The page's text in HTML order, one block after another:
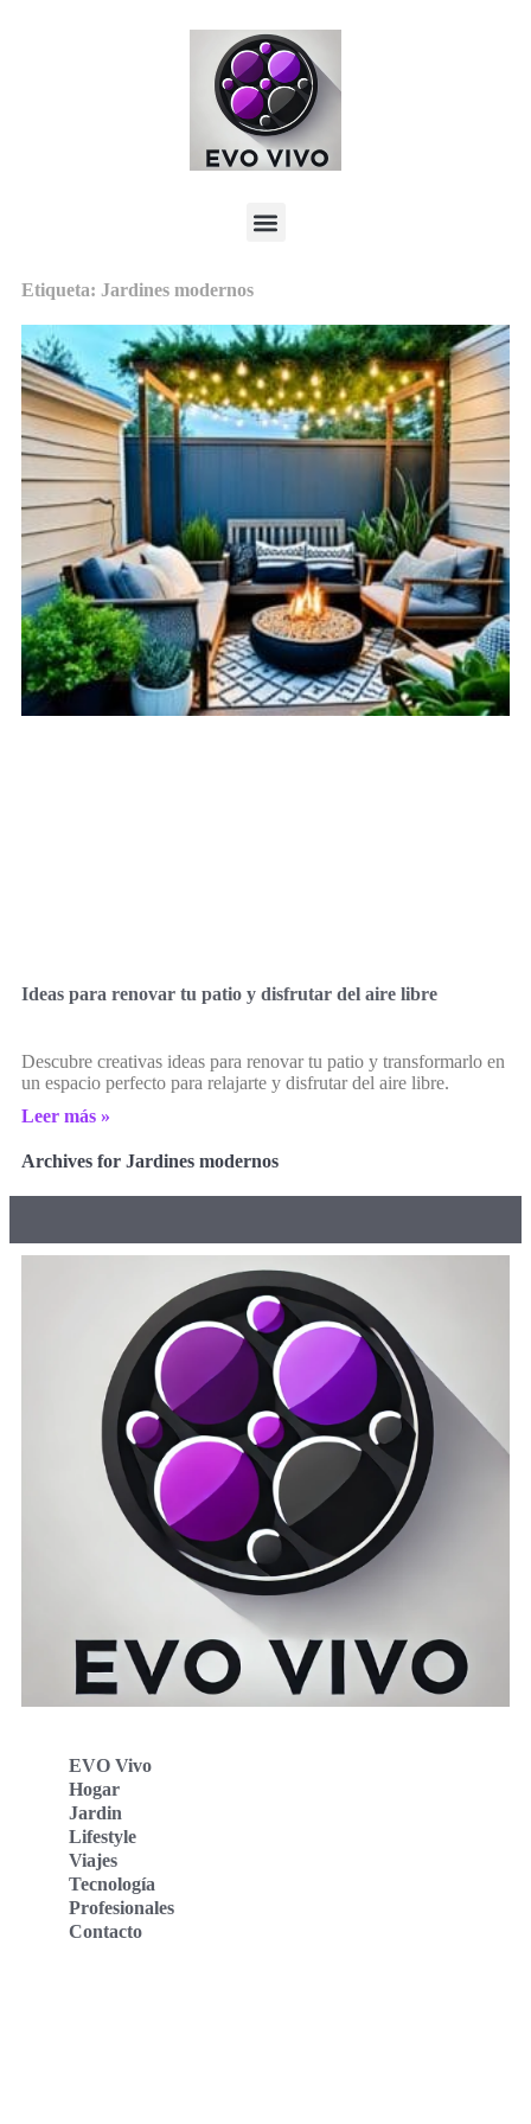
Etiqueta: Jardines modernos
Ideas para renovar tu patio y disfrutar del aire libre
Descubre creativas ideas para renovar tu patio y transformarlo en
un espacio perfecto para relajarte y disfrutar del aire libre.
Leer más »
Archives for Jardines modernos
EVO Vivo
Hogar
Jardin
Lifestyle
Viajes
Tecnología
Profesionales
Contacto